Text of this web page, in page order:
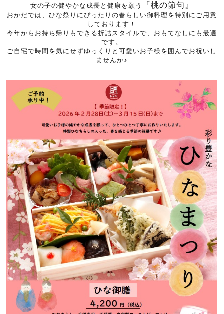
女の子の健やかな成長と健康を願う 『桃の節句』
おかだでは、ひな祭りにぴったりの春らしい御料理を特別にご用意
しております！
今年からお持ち帰りもできる折詰スタイルで、おもてなしにも最適
です。
ご自宅で時間を気にせずゆっくりと可愛いお子様を囲んでお祝いし
ませんか♪